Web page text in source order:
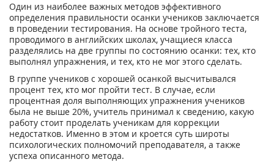
Один из наиболее важных методов эффективного
определения правильности осанки учеников заключается
в проведении тестирования. На основе тройного теста,
проводимого в английских школах, учащиеся класса
разделялись на две группы по состоянию осанки: тех, кто
выполнял упражнения, и тех, кто не мог этого сделать.
В группе учеников с хорошей осанкой высчитывался
процент тех, кто мог пройти тест. В случае, если
процентная доля выполняющих упражнения учеников
была не выше 20%, учитель принимал к сведению, какую
работу стоит проделать ученикам для коррекции
недостатков. Именно в этом и кроется суть широты
психологических полномочий преподавателя, а также
успеха описанного метода.